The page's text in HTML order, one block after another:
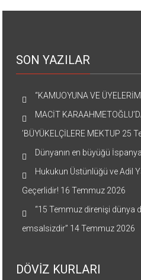
SON YAZILAR
“KAMUOYUNA VE
MACİT
’BÜYÜKELÇİLERE MEKTUP 25
Dünyanın en büyüğü
Hukukun Üstünlüğü ve Adil
Geçerlidir! 16 Temmuz 2026
“15 Temmuz direnişi dünya
emsalsizdir” 14 Temmuz 2026
DÖVİZ KURLARI